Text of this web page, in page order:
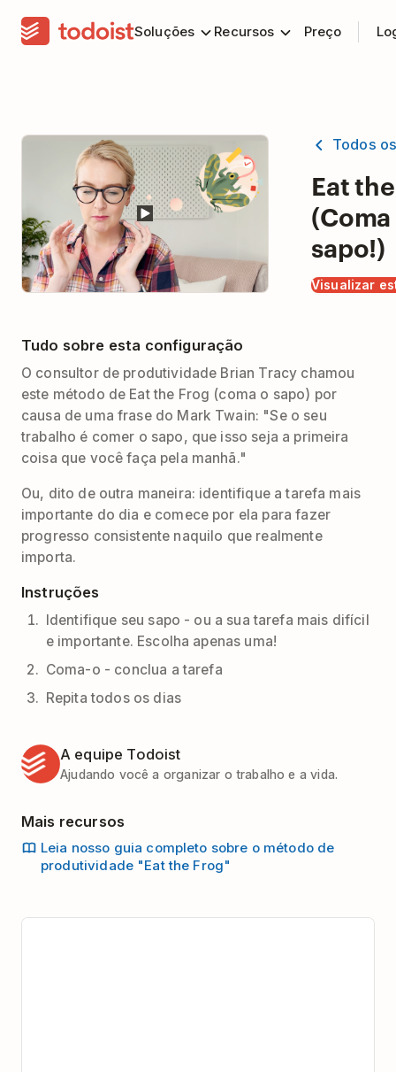
Soluções Recursos Preço
Todos
Eat
sapo!)
Visualizar
Tudo sobre esta configuração
O consultor de produtividade Brian Tracy chamou
este método de Eat the Frog (coma o sapo) por
causa de uma frase do Mark Twain: "Se o seu
trabalho é comer o sapo, que isso seja a primeira
coisa que você faça pela manhã."
Ou, dito de outra maneira: identifique a tarefa mais
importante do dia e comece por ela para fazer
progresso consistente naquilo que realmente
importa.
Instruções
Identifique seu sapo - ou a sua tarefa mais difícil
e importante. Escolha apenas uma!
Coma-o - conclua a tarefa
Repita todos os dias
A equipe Todoist
Ajudando você a organizar o trabalho e a vida.
Mais recursos
Leia nosso guia completo sobre o método de
produtividade "Eat the Frog"